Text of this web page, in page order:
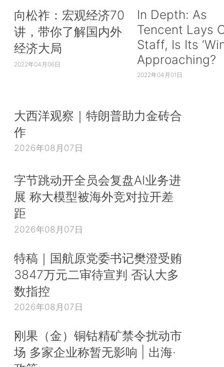
正如人们可能猜到的那样，经济学奖得主在本科
远没有在研究生院校那么集中。哈佛大学以授予7位
主学士学位的成绩位居榜首，除此之外没有任何一所
超过4位。将近40%的获奖者在美国以外的国家接受
詹姆斯·布坎南（James Buchanan）和西奥
田纳西州立大学。）和南达科他州立大学接受本科教
人称奇。当被授予诺贝尔经济学奖时，获奖者们受雇
学。在这一方面。芝加哥大学以13位居首，其次是
学（7位）、哈佛大学（6位），麻省理工学院和伯
经济学奖得主的本科专业可谓五花八门。毋庸赘
学和数学，但也有物理学、哲学、政治学、商业领域
只有一位女性获得过诺贝尔经济学奖（*为截止到
情况，下同。——编者注），她是政治学家埃莉诺
姆。相比之下，有12位女性获得了医学奖，3位获
奖，5位获得了化学奖。
杰出的已故女性经济学家包括琼·罗宾逊（Joan
年去世）、安娜·施瓦茨（Anna Schwartz，2012年去
向松祚：宏观经济70
讲，带你了解国内外
经济大局
2022年04月06日
In Depth: As
Tencent Lays
Staff, Is Its
Approaching?
2022年04月01日
大西洋观察｜特朗普助力金砖合
作
2026年08月07日
字节跳动开全员会复盘AI业务进
展 称大模型被海外竞对拉开差
距
2026年08月07日
特稿｜国航原党委书记樊澄受贿
3847万元二审待宣判 否认大多
数指控
2026年08月07日
刚果（金）铜钴精矿禁令扰动市
场 多家企业称暂无影响 | 出海·